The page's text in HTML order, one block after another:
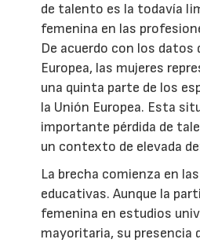
de talento es la todavía
femenina en las
De acuerdo con los datos
Europea, las mujeres
una quinta parte de los
la Unión Europea. Esta
importante pérdida de
un contexto de elevada
La brecha comienza en
educativas. Aunque la
femenina en estudios
mayoritaria, su presencia